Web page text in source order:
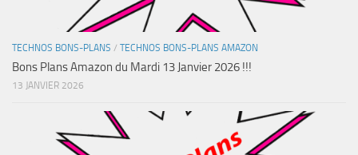
TECHNOS BONS-PLANS / TECHNOS BONS-PLANS AMAZON
Bons Plans Amazon du Mardi 13 Janvier 2026 !!!
13 JANVIER 2026